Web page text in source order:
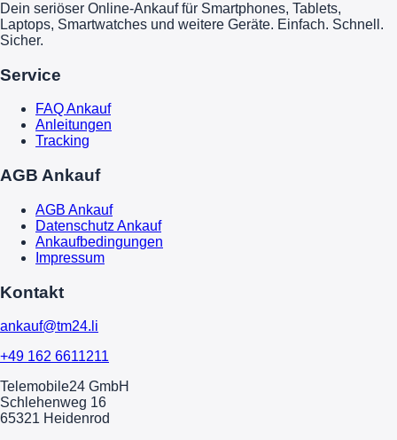
Dein seriöser Online-Ankauf für Smartphones, Tablets,
Laptops, Smartwatches und weitere Geräte. Einfach. Schnell.
Sicher.
Service
FAQ Ankauf
Anleitungen
Tracking
AGB Ankauf
AGB Ankauf
Datenschutz Ankauf
Ankaufbedingungen
Impressum
Kontakt
ankauf@tm24.li
+49 162 6611211
Telemobile24 GmbH
Schlehenweg 16
65321 Heidenrod